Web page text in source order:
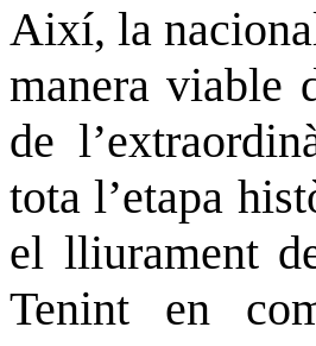
Així, la
manera viable
de
tota l’etapa
el lliurament
Tenint en